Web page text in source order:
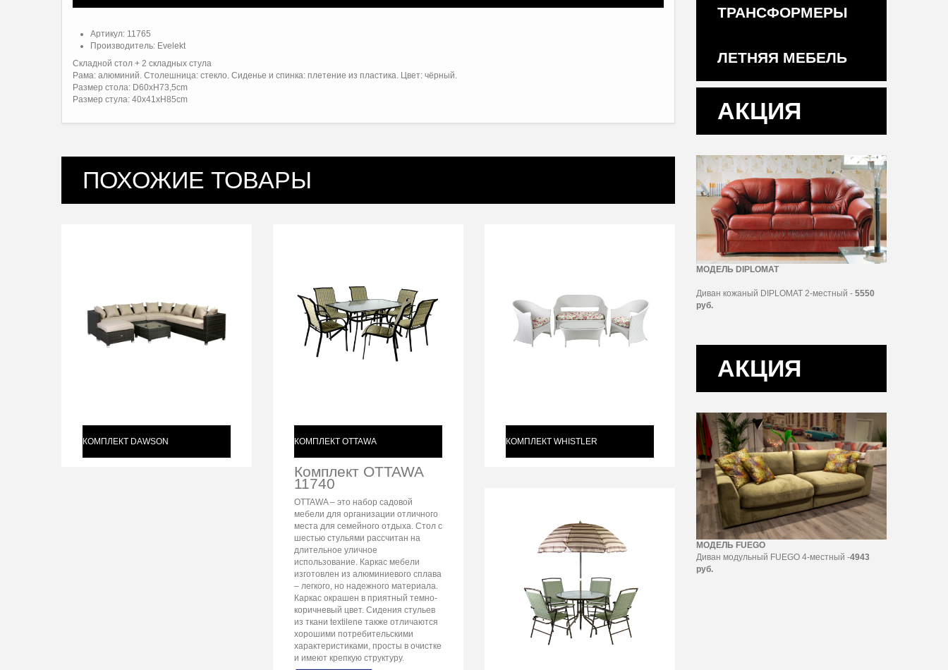
Артикул: 11765
Производитель: Evelekt
Складной стол + 2 складных стула
Рама: алюминий. Столешница: стекло. Сиденье и спинка: плетение из пластика. Цвет: чёрный.
Размер стола: D60xH73,5cm
Размер стула: 40x41xH85cm
ПОХОЖИЕ ТОВАРЫ
КОМПЛЕКТ DAWSON КОМПЛЕКТ OTTAWA
Комплект OTTAWA
11740
OTTAWA – это набор садовой
мебели для организации отличного
места для семейного отдыха. Стол с
шестью стульями рассчитан на
длительное уличное
использование. Каркас мебели
изготовлен из алюминиевого сплава
– легкого, но надежного материала.
Каркас окрашен в приятный темно-
коричневый цвет. Сидения стульев
из ткани textilene также отличаются
хорошими потребительскими
характеристиками, просты в очистке
и имеют крепкую структуру.
КОМПЛЕКТ WHISTLER
ТРАНСФОРМЕРЫ
ЛЕТНЯЯ МЕБЕЛЬ
АКЦИЯ
МОДЕЛЬ DIPLOMAT
Диван кожаный DIPLOMAT 2-местный - 5550
руб.
АКЦИЯ
МОДЕЛЬ FUEGO
Диван модульный FUEGO 4-местный -4943
руб.